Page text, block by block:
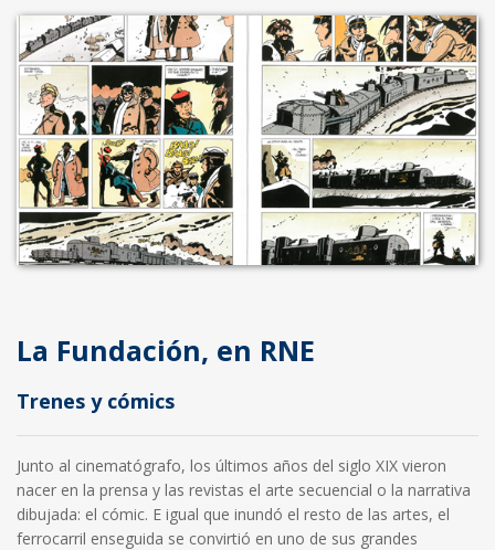
La Fundación, en RNE
Trenes y cómics
Junto al cinematógrafo, los últimos años del siglo XIX vieron
nacer en la prensa y las revistas el arte secuencial o la narrativa
dibujada: el cómic. E igual que inundó el resto de las artes, el
ferrocarril enseguida se convirtió en uno de sus grandes